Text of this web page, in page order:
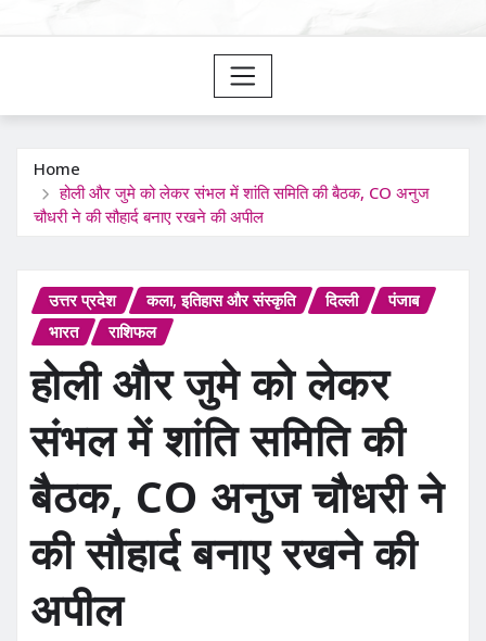
Home
होली और जुमे को लेकर संभल में शांति समिति की बैठक, CO अनुज
चौधरी ने की सौहार्द बनाए रखने की अपील
उत्तर प्रदेश कला, इतिहास और संस्कृति दिल्ली
पंजाब
भारत
राशिफल
होली और जुमे को लेकर
संभल में शांति समिति की
बैठक, CO अनुज चौधरी ने
की सौहार्द बनाए रखने की
अपील